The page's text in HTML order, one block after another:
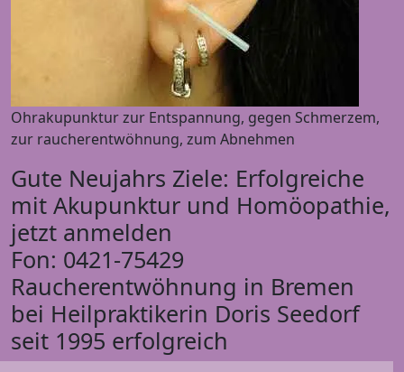
Ohrakupunktur zur Entspannung, gegen Schmerzem,
zur raucherentwöhnung, zum Abnehmen
Gute Neujahrs Ziele: Erfolgreiche
mit Akupunktur und Homöopathie,
jetzt anmelden
Fon: 0421-75429
Raucherentwöhnung in Bremen
bei Heilpraktikerin Doris Seedorf
seit 1995 erfolgreich